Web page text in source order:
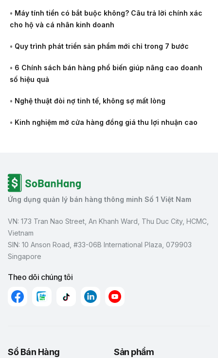
• Máy tính tiền có bắt buộc không? Câu trả lời chính xác
cho hộ và cá nhân kinh doanh
• Quy trình phát triển sản phẩm mới chỉ trong 7 bước
• 6 Chính sách bán hàng phổ biến giúp nâng cao doanh
số hiệu quả
• Nghệ thuật đòi nợ tinh tế, không sợ mất lòng
• Kinh nghiệm mở cửa hàng đồng giá thu lợi nhuận cao
Ứng dụng quản lý bán hàng thông minh Số 1 Việt Nam
VN: 173 Tran Nao Street, An Khanh Ward, Thu Duc City, HCMC,
Vietnam
SIN: 10 Anson Road, #33-06B International Plaza, 079903
Singapore
Theo dõi chúng tôi
Sổ Bán Hàng Sản phẩm